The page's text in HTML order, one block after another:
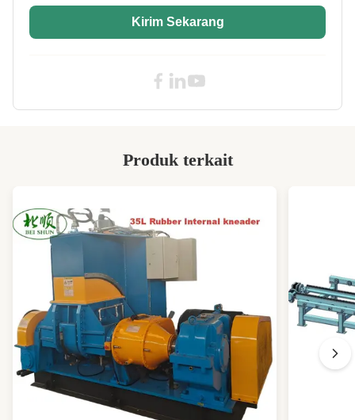
Plc: Mitushibi, Siemens.
disesuaikan
Mesin cetak vulcanizing rahang ganda
Kirim Sekarang
Produk terkait